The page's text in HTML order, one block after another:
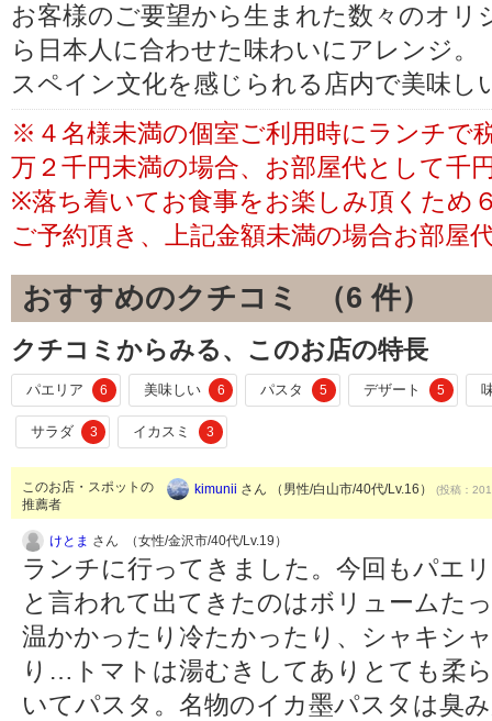
お客様のご要望から生まれた数々のオ
ら日本人に合わせた味わいにアレンジ。
スペイン文化を感じられる店内で美味
※４名様未満の個室ご利用時にランチで
万２千円未満の場合、お部屋代として千
※落ち着いてお食事をお楽しみ頂くため
ご予約頂き、上記金額未満の場合お部屋
おすすめのクチコミ （6 件）
クチコミからみる、このお店の特長
パエリア 6 美味しい 6 パスタ 5 デザート 5
サラダ 3 イカスミ 3
このお店・スポットの
推薦者
kimunii さん （男性/白山市/40代/Lv.16） (投稿：
けとま さん （女性/金沢市/40代/Lv.19）
ランチに行ってきました。今回もパエ
と言われて出てきたのはボリュームた
温かかったり冷たかったり、シャキシ
り…トマトは湯むきしてありとても柔
いてパスタ。名物のイカ墨パスタは臭